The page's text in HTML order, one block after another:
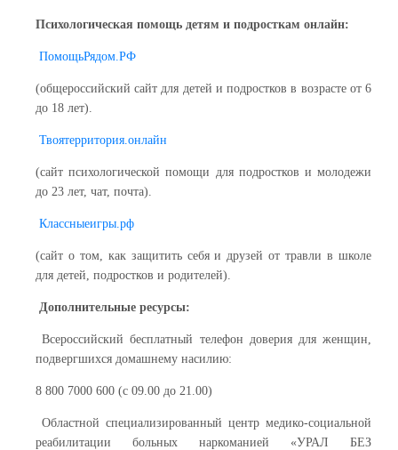
Психологическая помощь детям и подросткам онлайн:
ПомощьРядом.РФ
(общероссийский сайт для детей и подростков в возрасте от 6
до 18 лет).
Твоятерритория.онлайн
(сайт психологической помощи для подростков и молодежи
до 23 лет, чат, почта).
Классныеигры.рф
(сайт о том, как защитить себя и друзей от травли в школе
для детей, подростков и родителей).
Дополнительные ресурсы:
Всероссийский бесплатный телефон доверия для женщин,
подвергшихся домашнему насилию:
8 800 7000 600 (с 09.00 до 21.00)
Областной специализированный центр медико-социальной
реабилитации больных наркоманией «УРАЛ БЕЗ